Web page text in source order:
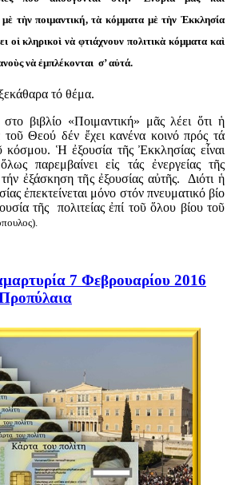
μὲ τὴν ποιμαντική, τὰ κόμματα μὲ τὴν Ἐκκλησία
οἱ κληρικοὶ νὰ φτιάχνουν πολιτικὰ κόμματα καὶ
νὰ ἐμπλέκονται σ’ αὐτά.
τό θέμα.
βιβλίο «Ποιμαντική» μᾶς λέει ὅτι ἡ
Θεού δέν ἔχει κανένα κοινό πρός τά
κόσμου. Ἡ ἐξουσία τῆς Ἐκκλησίας εἶναι
παρεμβαίνει εἰς τάς ἐνεργείας τῆς
τήν ἐξάσκηση τῆς ἐξουσίας αὐτῆς. Διότι ἡ
ἐπεκτείνεται μόνο στόν πνευματικό βίο
τῆς πολιτείας ἐπί τοῦ ὅλου βίου τοῦ
7 Φεβρουαρίου 2016